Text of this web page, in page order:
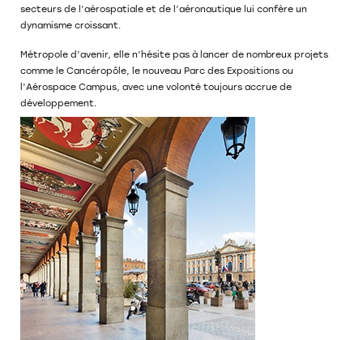
secteurs de l’aérospatiale et de l’aéronautique lui confère un
dynamisme croissant.
Métropole d’avenir, elle n’hésite pas à lancer de nombreux projets
comme le Cancéropôle, le nouveau Parc des Expositions ou
l’Aérospace Campus, avec une volonté toujours accrue de
développement.